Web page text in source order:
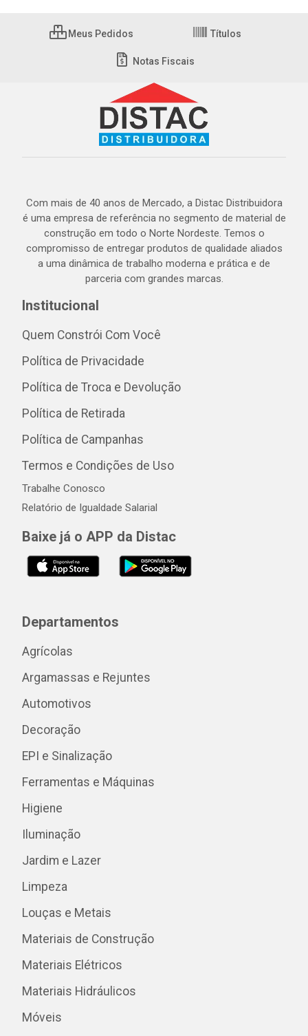
Meus Pedidos Títulos
Notas Fiscais
Com mais de 40 anos de Mercado, a Distac Distribuidora
é uma empresa de referência no segmento de material de
construção em todo o Norte Nordeste. Temos o
compromisso de entregar produtos de qualidade aliados
a uma dinâmica de trabalho moderna e prática e de
parceria com grandes marcas.
Institucional
Quem Constrói Com Você
Política de Privacidade
Política de Troca e Devolução
Política de Retirada
Política de Campanhas
Termos e Condições de Uso
Trabalhe Conosco
Relatório de Igualdade Salarial
Baixe já o APP da Distac
Departamentos
Agrícolas
Argamassas e Rejuntes
Automotivos
Decoração
EPI e Sinalização
Ferramentas e Máquinas
Higiene
Iluminação
Jardim e Lazer
Limpeza
Louças e Metais
Materiais de Construção
Materiais Elétricos
Materiais Hidráulicos
Móveis